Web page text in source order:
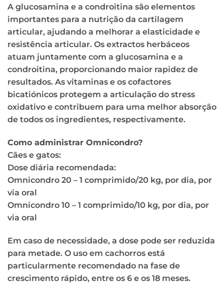
A glucosamina e a condroitina são elementos
importantes para a nutrição da cartilagem
articular, ajudando a melhorar a elasticidade e
resistência articular. Os extractos herbáceos
atuam juntamente com a glucosamina e a
condroitina, proporcionando maior rapidez de
resultados. As vitaminas e os cofactores
bicatiónicos protegem a articulação do stress
oxidativo e contribuem para uma melhor absorção
de todos os ingredientes, respectivamente.
Como administrar Omnicondro?
Cães e gatos:
Dose diária recomendada:
Omnicondro 20 – 1 comprimido/20 kg, por dia, por
via oral
Omnicondro 10 – 1 comprimido/10 kg, por dia, por
via oral
Em caso de necessidade, a dose pode ser reduzida
para metade. O uso em cachorros está
particularmente recomendado na fase de
crescimento rápido, entre os 6 e os 18 meses.